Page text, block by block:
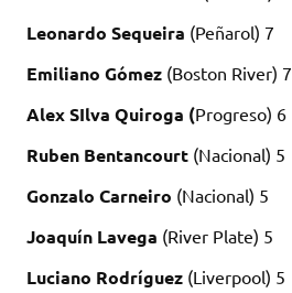
Leonardo Sequeira (Peñarol) 7
Emiliano Gómez (Boston River) 7
Alex SIlva Quiroga (Progreso) 6
Ruben Bentancourt (Nacional) 5
Gonzalo Carneiro (Nacional) 5
Joaquín Lavega (River Plate) 5
Luciano Rodríguez (Liverpool) 5